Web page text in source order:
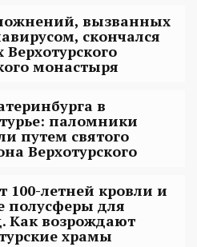
вызванных
скончался
монастыря
в
паломники
путем святого
Верхотурского
100-летней кровли и
полусферы для
Как возрождают
храмы